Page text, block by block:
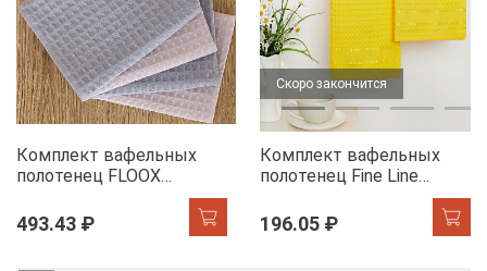
Комплект вафельных
полотенец FLOOX
голубой/сирень
493.43 ₽
Скоро закончится
Комплект вафельных
полотенец Fine Line
хангере
196.05 ₽